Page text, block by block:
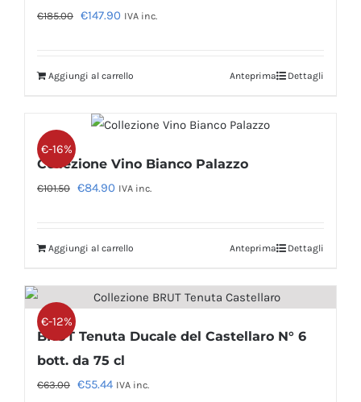
€185.00 Il
era:
€147.90 Il
è:
IVA inc.
Aggiungi al carrello Dettagli
Anteprima
€-16%
Collezione Vino Bianco Palazzo
€101.50 Il
era:
€84.90 Il
è:
IVA inc.
Aggiungi al carrello Dettagli
Anteprima
€-12%
BRUT Tenuta Ducale del Castellaro N° 6
bott. da 75 cl
€63.00 Il
€55.44IlIVA inc.